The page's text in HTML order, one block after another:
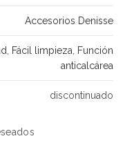
Accesorios Denisse
Fácil limpieza
Función
anticalcárea
discontinuado